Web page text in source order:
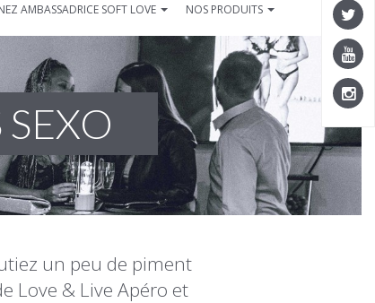
AMBASSADRICE SOFT LOVE NOS PRODUITS
un peu de piment
Love & Live Apéro et